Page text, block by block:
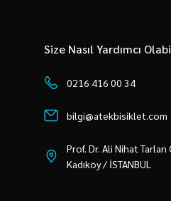
Size Nasıl Yardımcı
0216 416 00 34
bilgi@atekbisiklet.com
Prof. Dr. Ali Nihat
Kadıköy / İSTANBUL